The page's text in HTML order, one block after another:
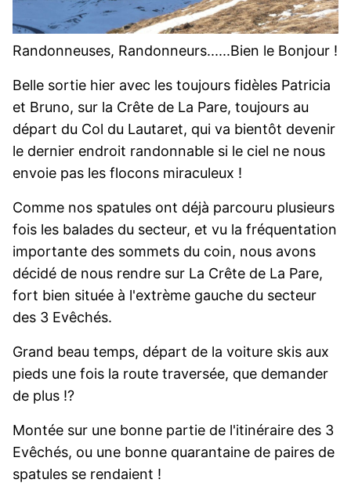
Randonneuses, Randonneurs......Bien le Bonjour !
Belle sortie hier avec les toujours fidèles Patricia
et Bruno, sur la Crête de La Pare, toujours au
départ du Col du Lautaret, qui va bientôt devenir
le dernier endroit randonnable si le ciel ne nous
envoie pas les flocons miraculeux !
Comme nos spatules ont déjà parcouru plusieurs
fois les balades du secteur, et vu la fréquentation
importante des sommets du coin, nous avons
décidé de nous rendre sur La Crête de La Pare,
fort bien située à l'extrème gauche du secteur
des 3 Evêchés.
Grand beau temps, départ de la voiture skis aux
pieds une fois la route traversée, que demander
de plus !?
Montée sur une bonne partie de l'itinéraire des 3
Evêchés, ou une bonne quarantaine de paires de
spatules se rendaient !